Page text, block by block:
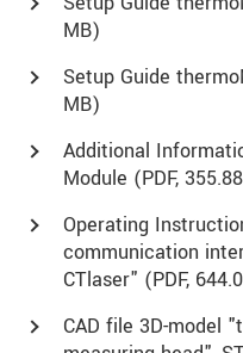
MB)
Setup Guide
MB)
Additional
Module (PDF,
Operating
communication
CTlaser" (PDF,
CAD file 3D-model